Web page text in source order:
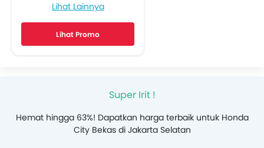
Lingkar kemudi Dengan Tombol Multi Fungsi
Radio AM/FM
Speaker depan
Automatic Climate Control
Power Window Depan
Lihat Lainnya
Lihat Promo
Super Irit !
Hemat hingga 63%! Dapatkan harga terbaik untuk Honda
City Bekas di Jakarta Selatan